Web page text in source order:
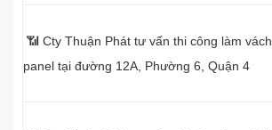
📶 Cty Thuận Phát tư vấn thi công làm vách
panel tại đường 12A, Phường 6, Quận 4